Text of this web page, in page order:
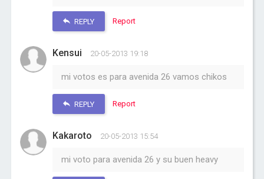
REPLY Report
Kensui 20-05-2013 19:18
mi votos es para avenida 26 vamos chikos
REPLY Report
Kakaroto 20-05-2013 15:54
mi voto para avenida 26 y su buen heavy